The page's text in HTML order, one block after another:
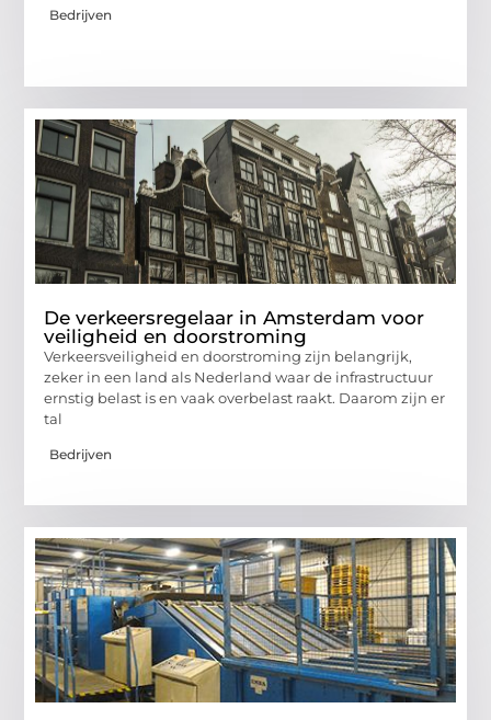
Bedrijven
De verkeersregelaar in Amsterdam voor
veiligheid en doorstroming
Verkeersveiligheid en doorstroming zijn belangrijk,
zeker in een land als Nederland waar de infrastructuur
ernstig belast is en vaak overbelast raakt. Daarom zijn er
tal
Bedrijven